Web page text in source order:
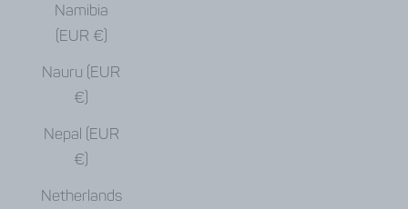
Namibia
(EUR €)
Nauru (EUR
€)
Nepal (EUR
€)
Netherlands